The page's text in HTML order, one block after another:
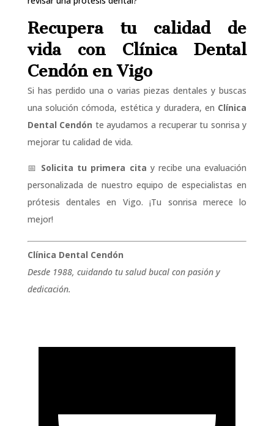
Recupera tu calidad de
vida con Clínica Dental
Cendón en Vigo
Si has perdido una o varias piezas dentales y buscas
una solución cómoda, estética y duradera, en Clínica
Dental Cendón te ayudamos a recuperar tu sonrisa y
mejorar tu calidad de vida.
📅 Solicita tu primera cita y recibe una evaluación
personalizada de nuestro equipo de especialistas en
prótesis dentales en Vigo. ¡Tu sonrisa merece lo
mejor!
Clínica Dental Cendón
Desde 1988, cuidando tu salud bucal con pasión y
dedicación.